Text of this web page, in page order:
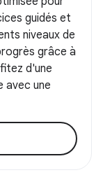
guidés et
niveaux de
grâce à
d'une
avec une